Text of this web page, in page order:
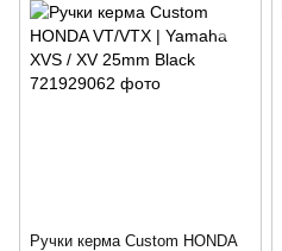
Ручки керма Custom HONDA